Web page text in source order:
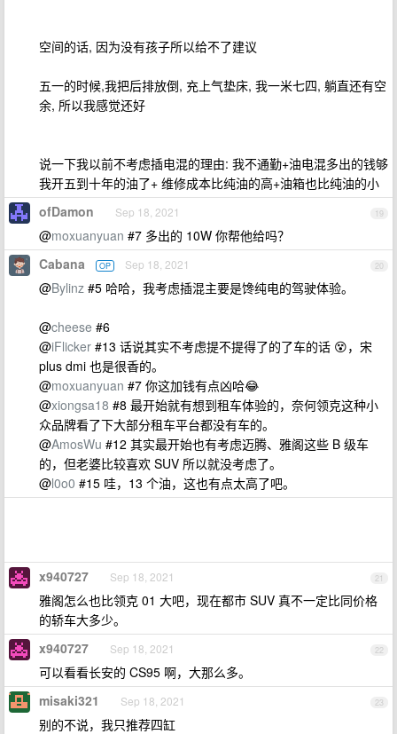
空间的话, 因为没有孩子所以给不了建议
五一的时候,我把后排放倒, 充上气垫床, 我一米七四, 躺直还有空
余, 所以我感觉还好
说一下我以前不考虑插电混的理由: 我不通勤+油电混多出的钱够
我开五到十年的油了+ 维修成本比纯油的高+油箱也比纯油的小
19
ofDamon Sep 18, 2021
@moxuanyuan #7 多出的 10W 你帮他给吗？
20
Cabana OP Sep 18, 2021
@Bylinz #5 哈哈，我考虑插混主要是馋纯电的驾驶体验。
@cheese #6
@iFlicker #13 话说其实不考虑提不提得了的了车的话 😵，宋
plus dmi 也是很香的。
@moxuanyuan #7 你这加钱有点凶哈😂
@xiongsa18 #8 最开始就有想到租车体验的，奈何领克这种小
众品牌看了下大部分租车平台都没有车的。
@AmosWu #12 其实最开始也有考虑迈腾、雅阁这些 B 级车
的，但老婆比较喜欢 SUV 所以就没考虑了。
@l0o0 #15 哇，13 个油，这也有点太高了吧。
21
x940727 Sep 18, 2021
雅阁怎么也比领克 01 大吧，现在都市 SUV 真不一定比同价格
的轿车大多少。
22
x940727 Sep 18, 2021
可以看看长安的 CS95 啊，大那么多。
23
misaki321 Sep 18, 2021
别的不说，我只推荐四缸